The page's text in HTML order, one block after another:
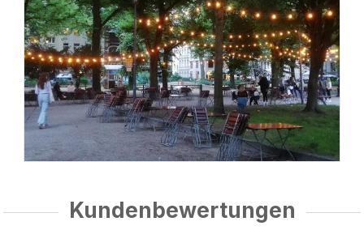
Kundenbewertungen